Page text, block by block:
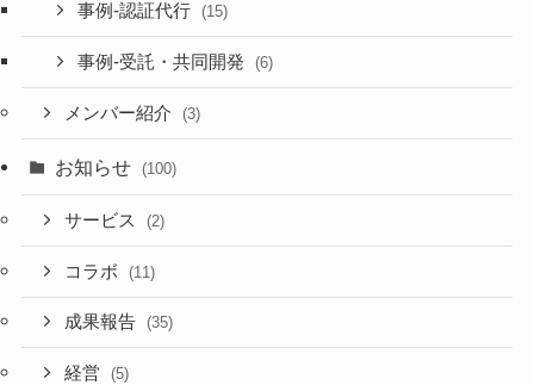
事例-認証代行 (15)
事例-受託・共同開発 (6)
メンバー紹介 (3)
お知らせ (100)
サービス (2)
コラボ (11)
成果報告 (35)
経営 (5)